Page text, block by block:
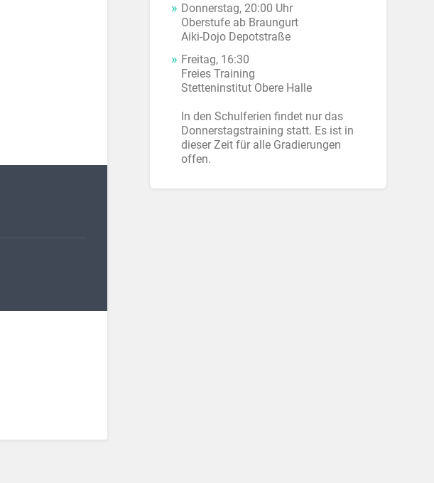
Donnerstag, 20:00 Uhr
Oberstufe ab Braungurt
Aiki-Dojo Depotstraße
Freitag, 16:30
Freies Training
Stetteninstitut Obere Halle
In den Schulferien findet nur das
Donnerstagstraining statt. Es ist in
dieser Zeit für alle Gradierungen
offen.